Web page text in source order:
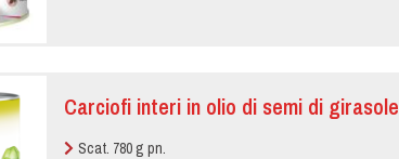
Carciofi interi in olio di semi di girasole
Scat. 780 g pn.